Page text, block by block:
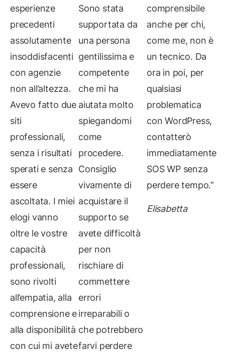
esperienze
precedenti
assolutamente
insoddisfacenti
con agenzie
non all’altezza.
Avevo fatto due
siti
professionali,
senza i risultati
sperati e senza
essere
ascoltata. I miei
elogi vanno
oltre le vostre
capacità
professionali,
sono rivolti
all’empatia, alla
comprensione e
alla disponibilità
con cui mi avete
Sono stata
supportata da
una persona
gentilissima e
competente
che mi ha
aiutata molto
spiegandomi
come
procedere.
Consiglio
vivamente di
acquistare il
supporto se
avete difficoltà
per non
rischiare di
commettere
errori
irreparabili o
che potrebbero
farvi perdere
comprensibile
anche per chi,
come me, non è
un tecnico. Da
ora in poi, per
qualsiasi
problematica
con WordPress,
contatterò
immediatamente
SOS WP senza
perdere tempo.”
Elisabetta